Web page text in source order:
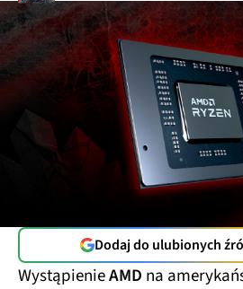
Dodaj do ulubionych
WystąpienieAMD na